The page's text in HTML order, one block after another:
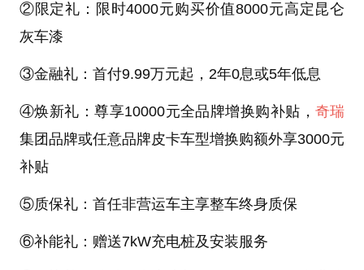
②限定礼：限时4000元购买价值8000元高定昆仑
灰车漆
③金融礼：首付9.99万元起，2年0息或5年低息
④焕新礼：尊享10000元全品牌增换购补贴，奇瑞
集团品牌或任意品牌皮卡车型增换购额外享3000元
补贴
⑤质保礼：首任非营运车主享整车终身质保
⑥补能礼：赠送7kW充电桩及安装服务